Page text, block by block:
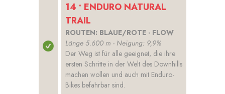
14 • ENDURO NATURAL
TRAIL
ROUTEN: BLAUE/ROTE - FLOW
Länge 5.600 m - Neigung: 9,9%
Der Weg ist für alle geeignet, die ihre
ersten Schritte in der Welt des Downhills
machen wollen und auch mit Enduro-
Bikes befahrbar sind.